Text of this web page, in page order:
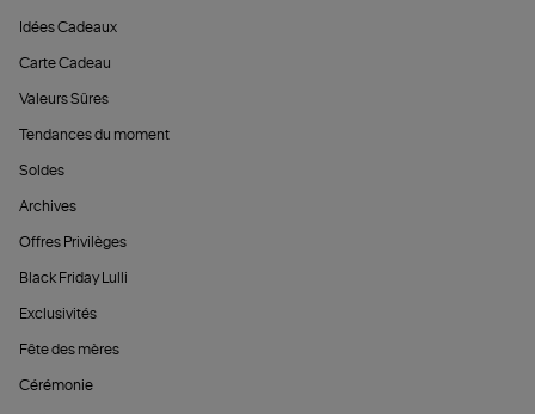
Idées Cadeaux
Carte Cadeau
Valeurs Sûres
Tendances du moment
Soldes
Archives
Offres Privilèges
Black Friday Lulli
Exclusivités
Fête des mères
Cérémonie